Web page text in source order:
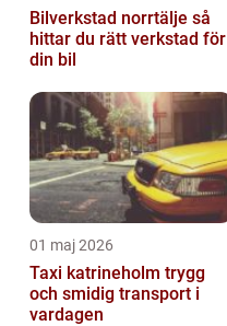
Bilverkstad norrtälje så
hittar du rätt verkstad för
din bil
01 maj 2026
Taxi katrineholm trygg
och smidig transport i
vardagen